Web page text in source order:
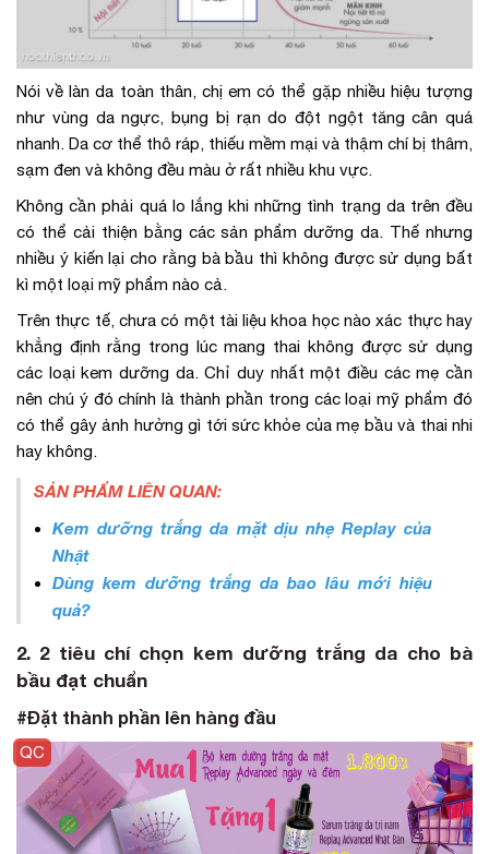
Nói về làn da toàn thân, chị em có thể gặp nhiều hiệu tượng
như vùng da ngực, bụng bị rạn do đột ngột tăng cân quá
nhanh. Da cơ thể thô ráp, thiếu mềm mại và thậm chí bị thâm,
sạm đen và không đều màu ở rất nhiều khu vực.
Không cần phải quá lo lắng khi những tình trạng da trên đều
có thể cải thiện bằng các sản phẩm dưỡng da. Thế nhưng
nhiều ý kiến lại cho rằng bà bầu thì không được sử dụng bất
kì một loại mỹ phẩm nào cả.
Trên thực tế, chưa có một tài liệu khoa học nào xác thực hay
khẳng định rằng trong lúc mang thai không được sử dụng
các loại kem dưỡng da. Chỉ duy nhất một điều các mẹ cần
nên chú ý đó chính là thành phần trong các loại mỹ phẩm đó
có thể gây ảnh hưởng gì tới sức khỏe của mẹ bầu và thai nhi
hay không.
SẢN PHẨM LIÊN QUAN:
Kem dưỡng trắng da mặt dịu nhẹ Replay của
Nhật
Dùng kem dưỡng trắng da bao lâu mới hiệu
quả?
2. 2 tiêu chí chọn kem dưỡng trắng da cho bà
bầu đạt chuẩn
#Đặt thành phần lên hàng đầu